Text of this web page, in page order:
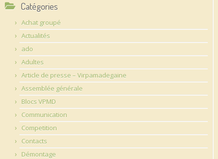
Catégories
Achat groupé
Actualités
ado
Adultes
Article de presse – Virpamadegaine
Assemblée générale
Blocs VPMD
Communication
Competition
Contacts
Démontage